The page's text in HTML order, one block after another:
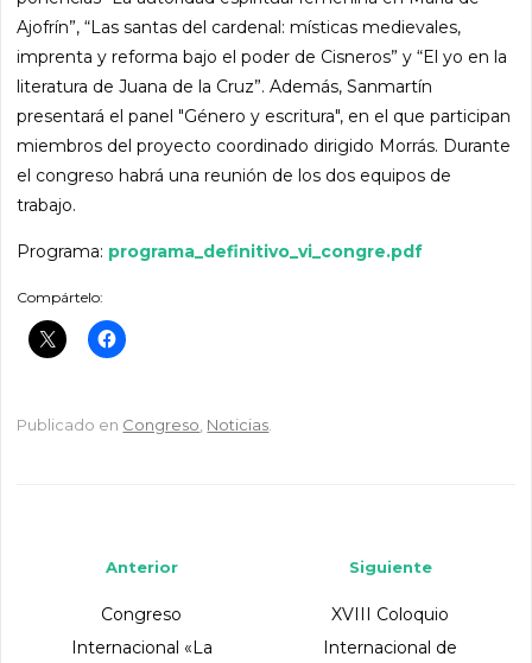
Ajofrín”, “Las santas del cardenal: místicas medievales,
imprenta y reforma bajo el poder de Cisneros” y “El yo en la
literatura de Juana de la Cruz”. Además, Sanmartín
presentará el panel "Género y escritura", en el que participan
miembros del proyecto coordinado dirigido Morrás. Durante
el congreso habrá una reunión de los dos equipos de
trabajo.
Programa: programa_definitivo_vi_congre.pdf
Compártelo:
Publicado en Congreso, Noticias.
Siguiente
XVIII Coloquio
Internacional de
Anterior
Congreso
Internacional «La